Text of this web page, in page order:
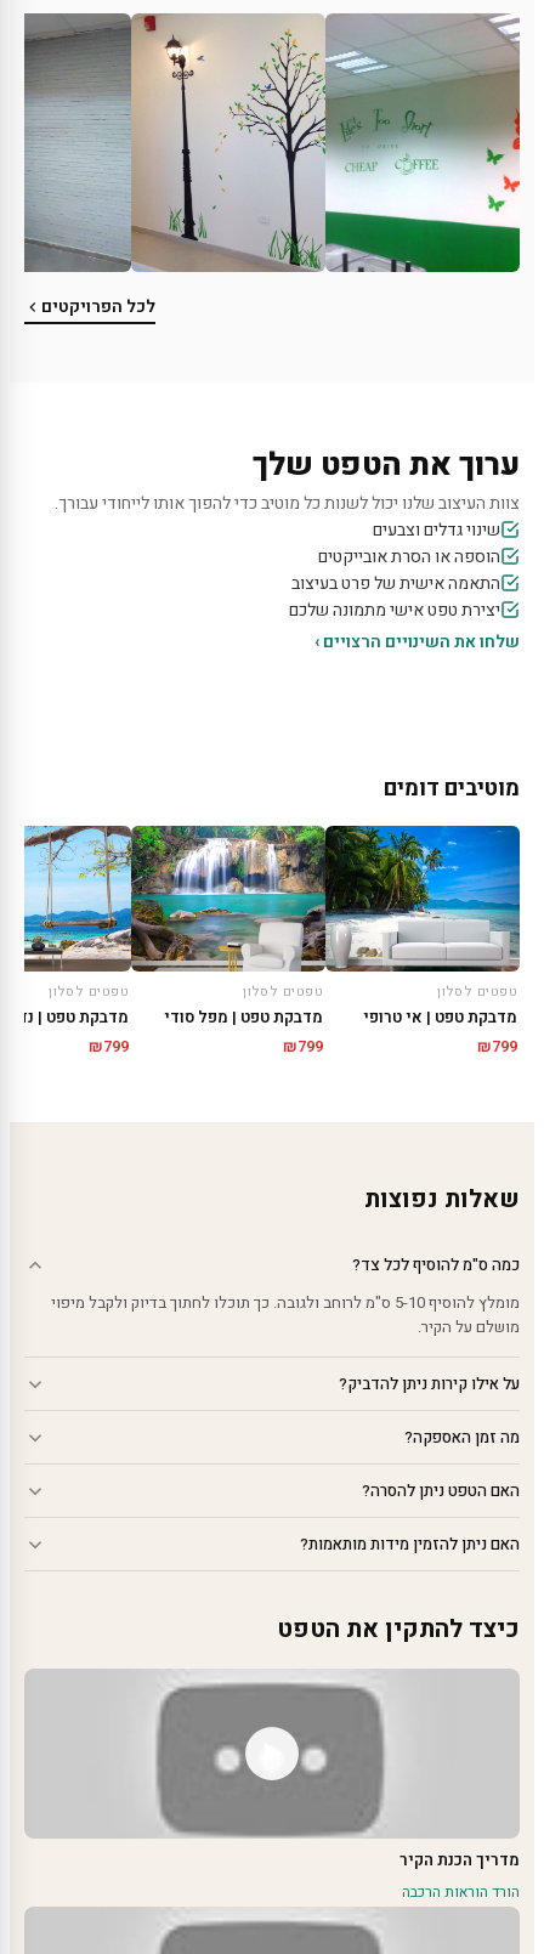
לכל הפרויקטים
ערוך את הטפט שלך
צוות העיצוב שלנו יכול לשנות כל מוטיב כדי להפוך אותו לייחודי עבורך.
שינוי גדלים וצבעים
הוספה או הסרת אובייקטים
התאמה אישית של פרט בעיצוב
יצירת טפט אישי מתמונה שלכם
שלחו את השינויים הרצויים ›
מוטיבים דומים
טפטים לסלון
מדבקת טפט | אי טרופי
₪799
טפטים לסלון
מדבקת טפט | מפל סודי
₪799
טפטים לסלון
מדבקת טפט |
₪799
שאלות נפוצות
כמה ס"מ להוסיף לכל צד?
מומלץ להוסיף 5-10 ס"מ לרוחב ולגובה. כך תוכלו לחתוך בדיוק ולקבל מיפוי
מושלם על הקיר.
על אילו קירות ניתן להדביק?
מה זמן האספקה?
האם הטפט ניתן להסרה?
האם ניתן להזמין מידות מותאמות?
כיצד להתקין את הטפט
מדריך הכנת הקיר
הורד הוראות הרכבה